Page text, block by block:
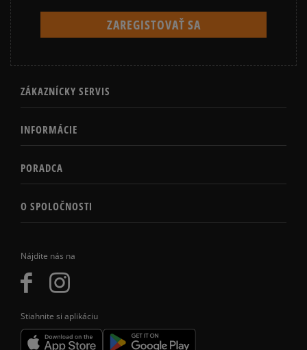
Nájdite nás na
Stiahnite si aplikáciu
ZÁKAZNÍCKY SERVIS
INFORMÁCIE
PORADCA
O SPOLOČNOSTI